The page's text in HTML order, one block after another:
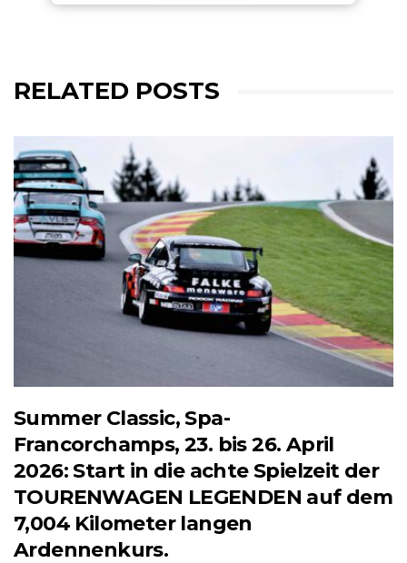
RELATED POSTS
Summer Classic, Spa-
Francorchamps, 23. bis 26. April
2026: Start in die achte Spielzeit der
TOURENWAGEN LEGENDEN auf dem
7,004 Kilometer langen
Ardennenkurs.